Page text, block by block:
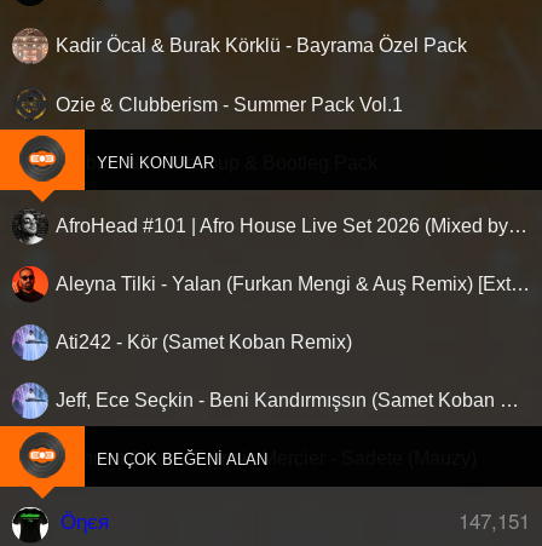
Kadir Öcal & Burak Körklü - Bayrama Özel Pack
Ozie & Clubberism - Summer Pack Vol.1
Clubberism - Mashup & Bootleg Pack
YENI KONULAR
AfroHead #101 | Afro House Live Set 2026 (Mixed by Kemal Özgür) No Jingle
Aleyna Tilki - Yalan (Furkan Mengi & Auş Remix) [Extended]
Ati242 - Kör (Samet Koban Remix)
Jeff, Ece Seçkin - Beni Kandırmışsın (Samet Koban Remix)
Mahmut Orhan, Francis Mercier - Sadete (Mauzy)
EN ÇOK BEĞENI ALAN
147,151
Öηєя